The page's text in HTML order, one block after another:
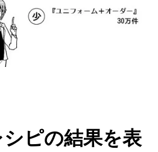
ピの結果を表